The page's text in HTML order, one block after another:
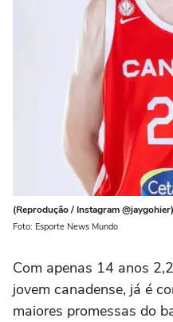
(Reprodução / Instagram @jaygohier)
Foto: Esporte News Mundo
Com apenas 14 anos
jovem canadense, já é
maiores promessas do